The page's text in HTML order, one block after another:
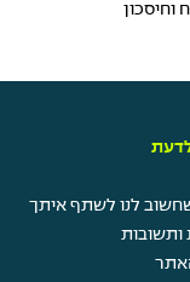
וחיסכון
לנו לשתף איתך
ותשובות